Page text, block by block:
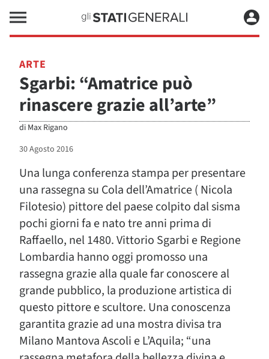
ARTE
Sgarbi: “Amatrice può
rinascere grazie all’arte”
di Max Rigano
30 Agosto 2016
Una lunga conferenza stampa per presentare
una rassegna su Cola dell’Amatrice ( Nicola
Filotesio) pittore del paese colpito dal sisma
pochi giorni fa e nato tre anni prima di
Raffaello, nel 1480. Vittorio Sgarbi e Regione
Lombardia hanno oggi promosso una
rassegna grazie alla quale far conoscere al
grande pubblico, la produzione artistica di
questo pittore e scultore. Una conoscenza
garantita grazie ad una mostra divisa tra
Milano Mantova Ascoli e L’Aquila; “una